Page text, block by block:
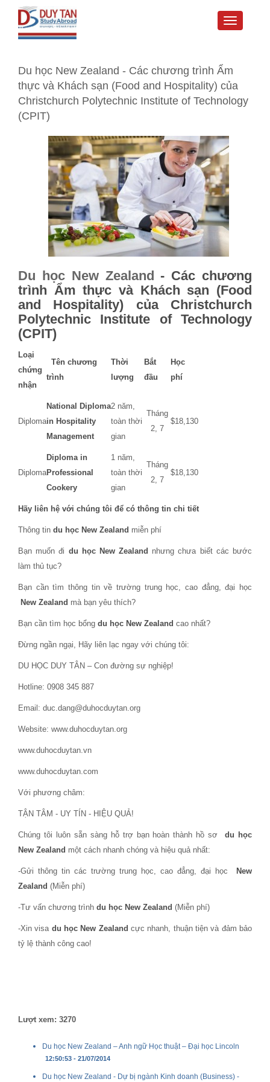
Toggle
Du học New Zealand - Các chương trình Ẩm
thực và Khách sạn (Food and Hospitality) của
Christchurch Polytechnic Institute of Technology
(CPIT)
Du học New Zealand - Các chương
trình Ẩm thực và Khách sạn (Food
and Hospitality) của Christchurch
Polytechnic Institute of Technology
(CPIT)
Loại
chứng
nhận
Tên chương
trình
Thời
lượng
Bắt
đầu
Học
phí
Diploma
National Diploma
in Hospitality
Management
2 năm,
toàn thời
gian
Tháng
2, 7
$18,130
Diploma
Diploma in
Professional
Cookery
1 năm,
toàn thời
gian
Tháng
2, 7
$18,130
Hãy liên hệ với chúng tôi để có thông tin chi tiết
Thông tin du học New Zealand miễn phí
Bạn muốn đi du học New Zealand nhưng chưa biết các bước
làm thủ tục?
Bạn cần tìm thông tin về trường trung học, cao đẳng, đại học
New Zealand mà bạn yêu thích?
Bạn cần tìm học bổng du học New Zealand cao nhất?
Đừng ngần ngại, Hãy liên lạc ngay với chúng tôi:
DU HỌC DUY TÂN – Con đường sự nghiệp!
Hotline: 0908 345 887
Email: duc.dang@duhocduytan.org
Website: www.duhocduytan.org
www.duhocduytan.vn
www.duhocduytan.com
Với phương châm:
TẬN TÂM - UY TÍN - HIỆU QUẢ!
Chúng tôi luôn sẵn sàng hỗ trợ bạn hoàn thành hồ sơdu học
New Zealand một cách nhanh chóng và hiệu quả nhất:
-Gửi thông tin các trường trung học, cao đẳng, đại học New
Zealand (Miễn phí)
-Tư vấn chương trình du học New Zealand (Miễn phí)
-Xin visa du học New Zealand cực nhanh, thuận tiện và đảm bảo
tỷ lệ thành công cao!
Lượt xem: 3270
Du học New Zealand – Anh ngữ Học thuật – Đại học Lincoln
12:50:53 - 21/07/2014
Du học New Zealand - Dự bị ngành Kinh doanh (Business) -